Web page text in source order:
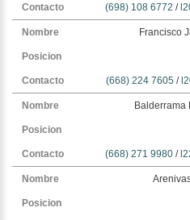
(698) 108 6772 /
Francisco
(668) 224 7605 /
Balderrama
(668) 271 9980 /